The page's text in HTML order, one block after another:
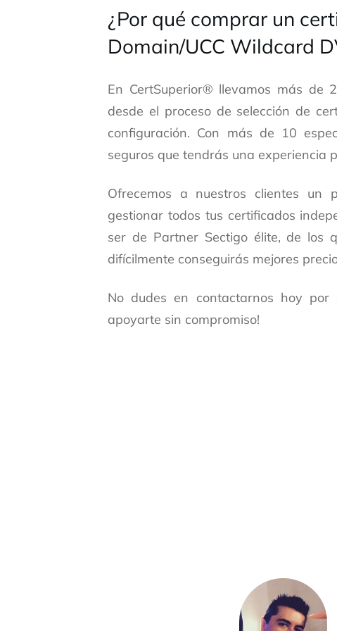
¿Por qué comprar un
Domain/UCC Wildcard
En CertSuperior® llevamos más de
desde el proceso de selección de
configuración. Con más de 10
seguros que tendrás una experiencia
Ofrecemos a nuestros clientes un
gestionar todos tus certificados
ser de Partner Sectigo élite, de los
difícilmente conseguirás mejores
No dudes en contactarnos hoy por
apoyarte sin compromiso!